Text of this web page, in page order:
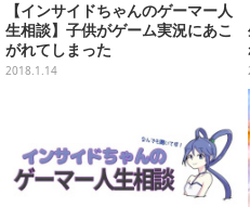
【インサイドちゃんのゲーマー人
生相談】子供がゲーム実況にあこ
がれてしまった
2018.1.14